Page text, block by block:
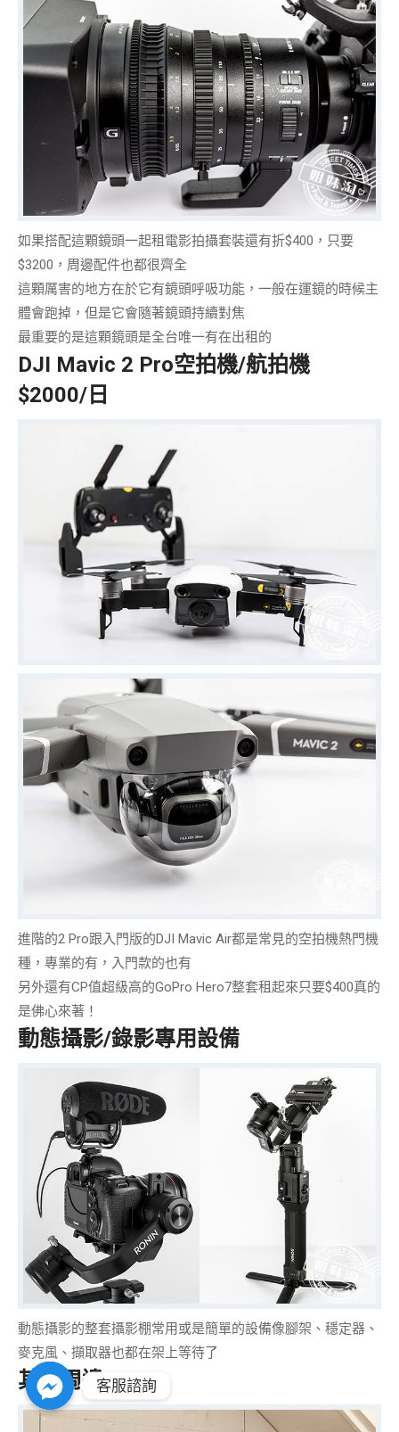
如果搭配這顆鏡頭一起租電影拍攝套裝還有折$400 ，只要
$3200，周邊配件也都很齊全
這顆厲害的地方在於它有鏡頭呼吸功能，一般在運鏡的時候主
體會跑掉，但是它會隨著鏡頭持續對焦
最重要的是這顆鏡頭是全台唯一有在出租的
DJI Mavic 2 Pro空拍機/航拍機
$2000/日
進階的2 Pro跟入門版的DJI Mavic Air都是常見的空拍機熱門機
種 ，專業的有，入門款的也有
另外還有CP值超級高的GoPro Hero7整套租起來只要$400真的
是佛心來著！
動態攝影/錄影專用設備
動態攝影的整套攝影棚常用或是簡單的設備像腳架、穩定器、
麥克風、擷取器也都在架上等待了
其他周邊